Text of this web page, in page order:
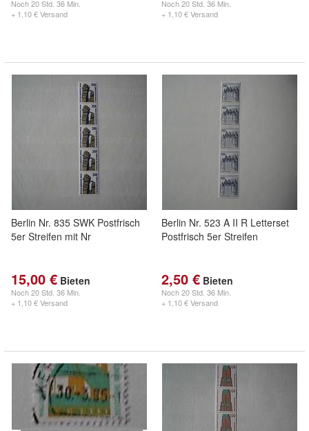
Noch20 Std. 36 Min.
+ 1,10 € Versand
Noch20 Std. 36 Min.
+ 1,10 € Versand
Berlin Nr. 835 SWK Postfrisch
5er Streifen mit Nr
15,00 € Bieten
Noch20 Std. 36 Min.
+ 1,10 € Versand
Berlin Nr. 523 A II R Letterset
Postfrisch 5er Streifen
2,50 € Bieten
Noch20 Std. 36 Min.
+ 1,10 € Versand